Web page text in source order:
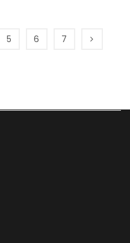
5 6 7